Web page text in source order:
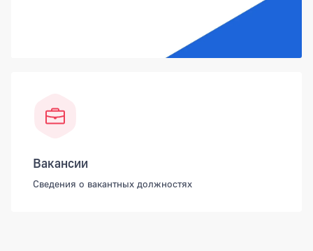
Вакансии
Сведения о вакантных должностях